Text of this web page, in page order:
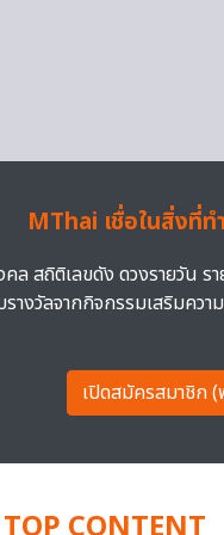
MThai เชื่อในสิ่งที่ท
คล สถิติเลขดัง ดวงรายวัน
างวัลจากกิจกรรมเสริมคว
เปิดสมัครสมาชิก (